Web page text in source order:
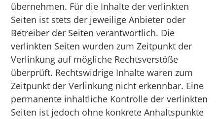
übernehmen. Für die Inhalte der verlinkten
Seiten ist stets der jeweilige Anbieter oder
Betreiber der Seiten verantwortlich. Die
verlinkten Seiten wurden zum Zeitpunkt der
Verlinkung auf mögliche Rechtsverstöße
überprüft. Rechtswidrige Inhalte waren zum
Zeitpunkt der Verlinkung nicht erkennbar. Eine
permanente inhaltliche Kontrolle der verlinkten
Seiten ist jedoch ohne konkrete Anhaltspunkte